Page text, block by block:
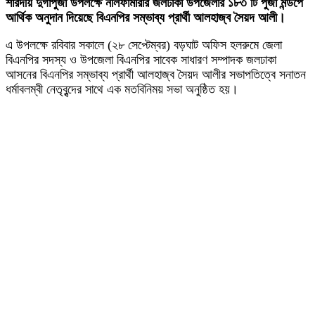
শারদীয় দুর্গাপুজা উপলক্ষে নীলফামারীর জলঢাকা উপজেলার ১৮৩ টি পুজা মন্ডপে
আর্থিক অনুদান দিয়েছে বিএনপির সম্ভাব্য প্রার্থী আলহাজ্ব সৈয়দ আলী।
এ উপলক্ষে রবিবার সকালে (২৮ সেপ্টেম্বর) বড়ঘাট অফিস হলরুমে জেলা
বিএনপির সদস্য ও উপজেলা বিএনপির সাবেক সাধারণ সম্পাদক জলঢাকা
আসনের বিএনপির সম্ভাব্য প্রার্থী আলহাজ্ব সৈয়দ আলীর সভাপতিত্বে সনাতন
ধর্মাবলম্বী নেতৃবৃন্দের সাথে এক মতবিনিময় সভা অনুষ্ঠিত হয়।